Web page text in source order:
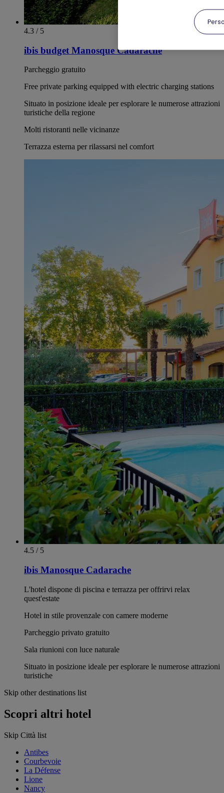
4.3 / 5
ibis budget Manosque Cadarache
Parcheggio gratuito
Free private parking equipped with electric charging stations
Situato in posizione ideale per esplorare le numerose attrazioni
turistiche della regione
Molti ristoranti nelle vicinanze
Terrazza esterna per rilassarsi nel comfort
4.5 / 5
ibis Manosque Cadarache
L'hotel dispone di piscina e terrazza per offrirvi relax
quest'estate
Hotel in stile provenzale con camere moderne
Parcheggio privato gratuito
Sala riunioni con luce naturale
Situato in posizione ideale per esplorare le numerose attrazioni
turistiche
Skip other destinations list
Scopri altri hotel
Skip Città list
Antibes
Courbevoie
La Défense
Lione
Nancy